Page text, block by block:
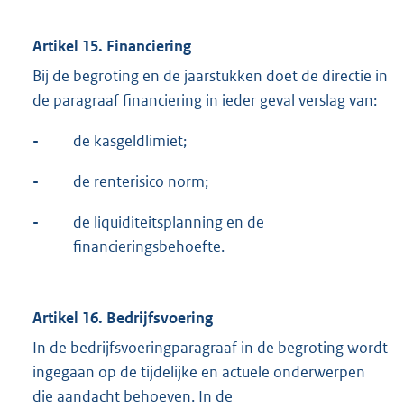
Artikel 15. Financiering
Bij de begroting en de jaarstukken doet de directie in
de paragraaf financiering in ieder geval verslag van:
- de kasgeldlimiet;
- de renterisico norm;
-
de liquiditeitsplanning en de
financieringsbehoefte.
Artikel 16. Bedrijfsvoering
In de bedrijfsvoeringparagraaf in de begroting wordt
ingegaan op de tijdelijke en actuele onderwerpen
die aandacht behoeven. In de